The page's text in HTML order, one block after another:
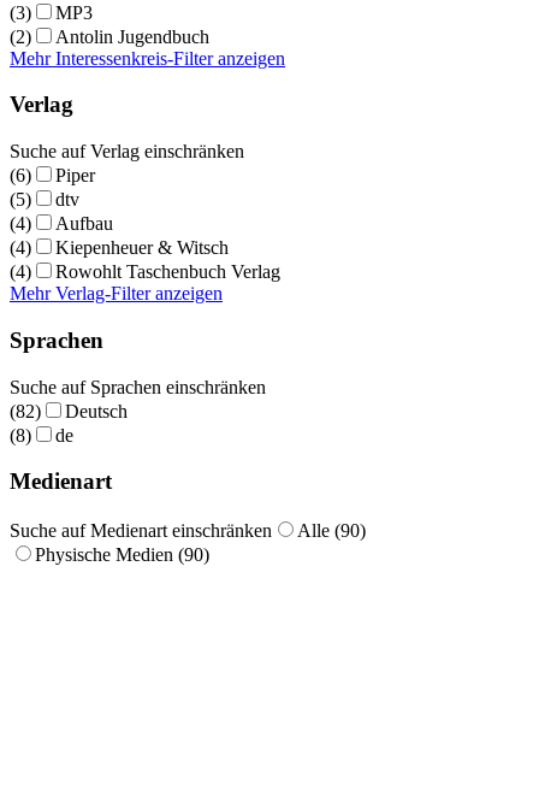
(3)
MP3
(2)
Antolin Jugendbuch
Mehr Interessenkreis-Filter anzeigen
Verlag
Suche auf Verlag einschränken
(6)
Piper
(5)
dtv
(4)
Aufbau
(4)
Kiepenheuer & Witsch
(4)
Rowohlt Taschenbuch Verlag
Mehr Verlag-Filter anzeigen
Sprachen
Suche auf Sprachen einschränken
(82)
Deutsch
(8)
de
Medienart
Suche auf Medienart einschränken
Alle (90)
Physische Medien (90)